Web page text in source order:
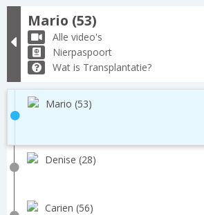
Mario (53)
Alle video's
Nierpaspoort
Wat is Transplantatie?
Mario (53)
Denise (28)
Carien (56)